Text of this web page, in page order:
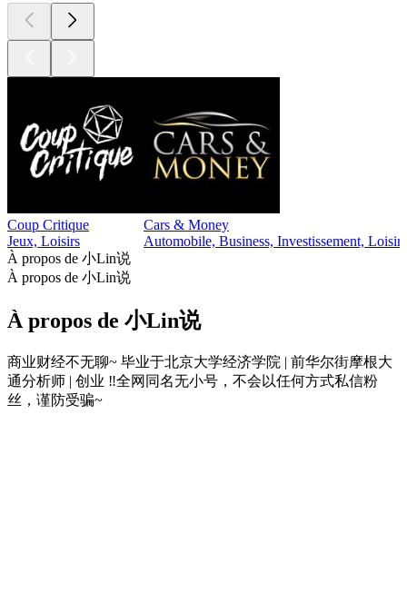
Coup Critique
Jeux, Loisirs
Cars & Money
Automobile, Business, Investissement, Loisirs
À propos de 小Lin说
À propos de 小Lin说
À propos de 小Lin说
商业财经不无聊~ 毕业于北京大学经济学院 | 前华尔街摩根大
通分析师 | 创业 ‼全网同名无小号，不会以任何方式私信粉
丝，谨防受骗~